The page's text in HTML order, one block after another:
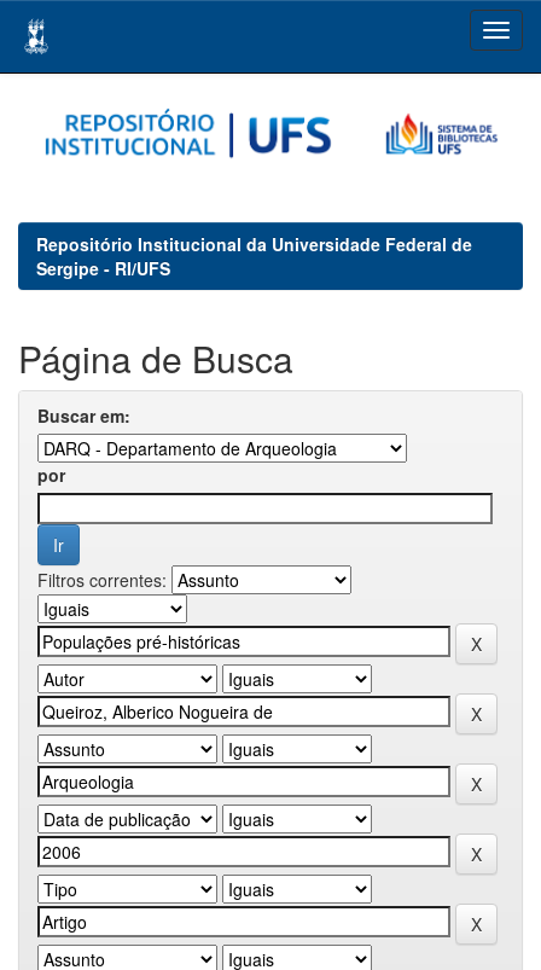
navigation
Repositório Institucional da Universidade Federal de
Sergipe - RI/UFS
Página de Busca
Buscar em:
por
Filtros correntes: